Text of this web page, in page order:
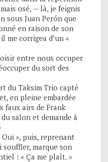
osé, — là, je feignis
sous Juan Perón que
en raison de son
me corrigea d’un «
entre nous occuper
du sort des
du Taksim Trio capté
en pleine embardée
faux airs de Frank
salon et demande à
», puis, reprenant
marque son
: « Ça me plaît. »